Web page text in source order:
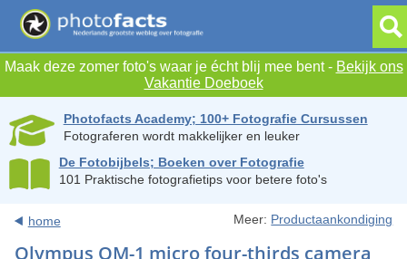
Maak deze zomer foto's waar je écht blij mee bent - Bekijk ons
Vakantie Doeboek
Photofacts Academy; 100+ Fotografie Cursussen
Fotograferen wordt makkelijker en leuker
De Fotobijbels; Boeken over Fotografie
101 Praktische fotografietips voor betere foto's
home Meer: Productaankondiging
Olympus OM-1 micro four-thirds camera